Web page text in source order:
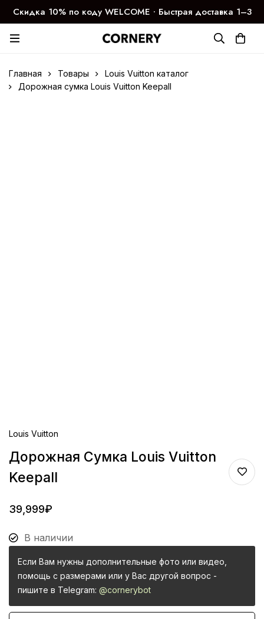
Скидка 10% по коду WELCOME ∙ Быстрая доставка 1–3
дня
Главная Товары
Louis Vuitton каталог
Дорожная сумка Louis Vuitton Keepall
Louis Vuitton
Дорожная Сумка Louis Vuitton
Keepall
39,999₽
В наличии
Если Вам нужны дополнительные фото или видео,
помощь с размерами или у Вас другой вопрос -
пишите в Telegram: @cornerybot